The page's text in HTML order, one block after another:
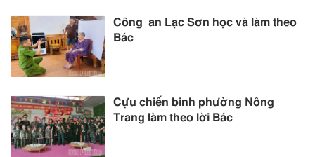
Công an Lạc Sơn học và làm theo
Bác
Cựu chiến binh phường Nông
Trang làm theo lời Bác